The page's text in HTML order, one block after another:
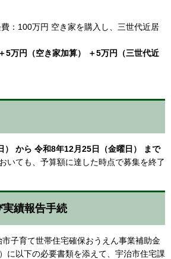
：100万円 空き家を購入し、三世代近居
5万円（空き家加算） ＋5万円（三世代近
） から 令和8年12月25日（金曜日） まで
いても、予算額に達した時点で募集を終了
実績報告手続
子育て世帯住宅確保おうえん事業補助金
に以下の必要書類を添えて、宇治市住宅課